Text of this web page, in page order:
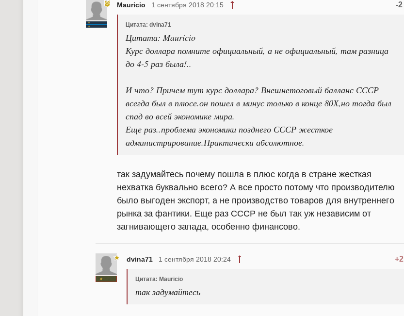
Mauricio -2
1 сентября 2018 20:15
Цитата: dvina71
Цитата: Mauricio
Курс доллара помните официальный, а не официальный, там разница
до 4-5 раз была!..
И что? Причем тут курс доллара? Внешнетоговый балланс СССР
всегда был в плюсе.он пошел в минус только в конце 80Х,но тогда был
спад во всей экономике мира.
Еще раз..проблема экономики позднего СССР жесткое
администрирование.Практически абсолютное.
так задумайтесь почему пошла в плюс когда в стране жесткая
нехватка буквально всего? А все просто потому что производителю
было выгоден экспорт, а не производство товаров для внутреннего
рынка за фантики. Еще раз СССР не был так уж независим от
загнивающего запада, особенно финансово.
dvina71 +2
1 сентября 2018 20:24
Цитата: Mauricio
так задумайтесь